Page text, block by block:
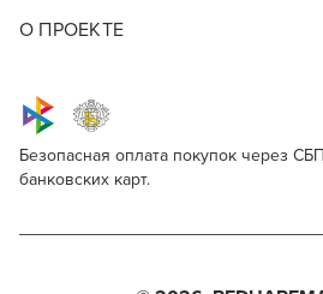
О ПРОЕКТЕ
Безопасная оплата покупок через
банковских карт.